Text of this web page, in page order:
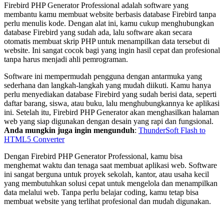
Firebird PHP Generator Professional adalah software yang
membantu kamu membuat website berbasis database Firebird tanpa
perlu menulis kode. Dengan alat ini, kamu cukup menghubungkan
database Firebird yang sudah ada, lalu software akan secara
otomatis membuat skrip PHP untuk menampilkan data tersebut di
website. Ini sangat cocok bagi yang ingin hasil cepat dan profesional
tanpa harus menjadi ahli pemrograman.
Software ini mempermudah pengguna dengan antarmuka yang
sederhana dan langkah-langkah yang mudah diikuti. Kamu hanya
perlu menyediakan database Firebird yang sudah berisi data, seperti
daftar barang, siswa, atau buku, lalu menghubungkannya ke aplikasi
ini. Setelah itu, Firebird PHP Generator akan menghasilkan halaman
web yang siap digunakan dengan desain yang rapi dan fungsional.
Anda mungkin juga ingin mengunduh: ThunderSoft Flash to
HTML5 Converter
Dengan Firebird PHP Generator Professional, kamu bisa
menghemat waktu dan tenaga saat membuat aplikasi web. Software
ini sangat berguna untuk proyek sekolah, kantor, atau usaha kecil
yang membutuhkan solusi cepat untuk mengelola dan menampilkan
data melalui web. Tanpa perlu belajar coding, kamu tetap bisa
membuat website yang terlihat profesional dan mudah digunakan.